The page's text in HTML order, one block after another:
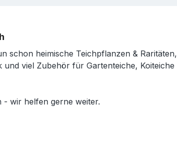
schon heimische Teichpflanzen & Raritäten,
und viel Zubehör für Gartenteiche, Koiteiche
- wir helfen gerne weiter.